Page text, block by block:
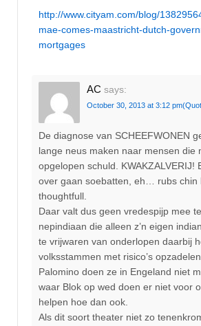
http://www.cityam.com/blog/
mae-comes-maastricht-dutch-
mortgages
AC says:
October 30, 2013 at 3:12 pm
De diagnose van SCHEEFWONEN
lange neus maken naar mensen die
opgelopen schuld. KWAKZALVERIJ!
over gaan soebatten, eh… rubs chin
thoughtfull.
Daar valt dus geen vredespijp mee
nepindiaan die alleen z’n eigen
te vrijwaren van onderlopen daarbij
volksstammen met risico’s
Palomino doen ze in Engeland niet
waar Blok op wed doen er niet voor
helpen hoe dan ook.
Als dit soort theater niet zo